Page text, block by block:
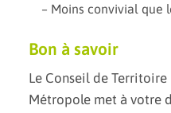
Moins convivial que
Bon à savoir
Le Conseil de
Métropole met à votre